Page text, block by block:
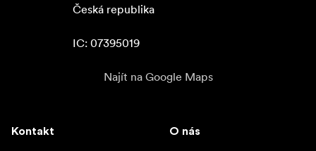
Česká republika
IC: 07395019
Najít na Google Maps
Kontakt O nás